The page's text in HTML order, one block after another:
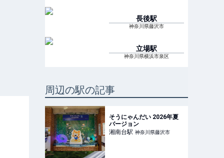
長後駅
神奈川県藤沢市
立場駅
神奈川県横浜市泉区
周辺の駅の記事
そうにゃんだい 2026年夏
バージョン
湘南台駅 神奈川県藤沢市